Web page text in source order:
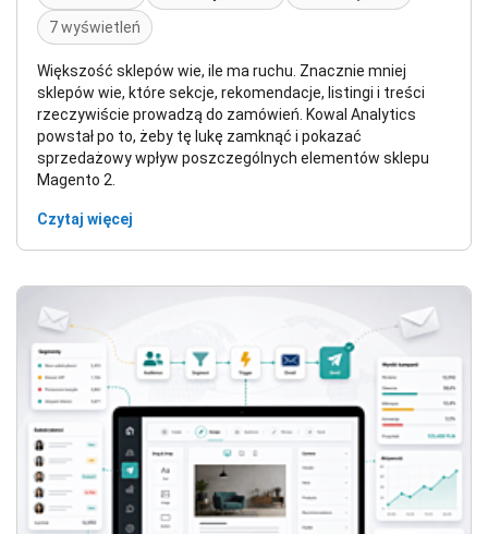
7 wyświetleń
Większość sklepów wie, ile ma ruchu. Znacznie mniej
sklepów wie, które sekcje, rekomendacje, listingi i treści
rzeczywiście prowadzą do zamówień. Kowal Analytics
powstał po to, żeby tę lukę zamknąć i pokazać
sprzedażowy wpływ poszczególnych elementów sklepu
Magento 2.
Czytaj więcej